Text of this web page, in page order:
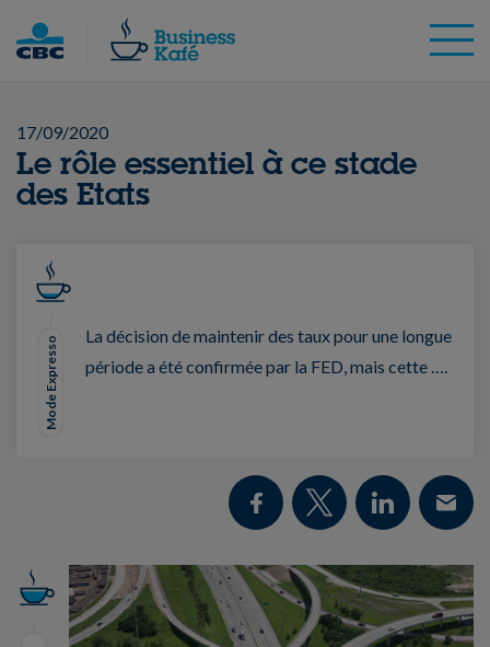
17/09/2020
Le rôle essentiel à ce stade
des Etats
Mode Expresso
La décision de maintenir des taux pour une longue
période a été confirmée par la FED, mais cette ….